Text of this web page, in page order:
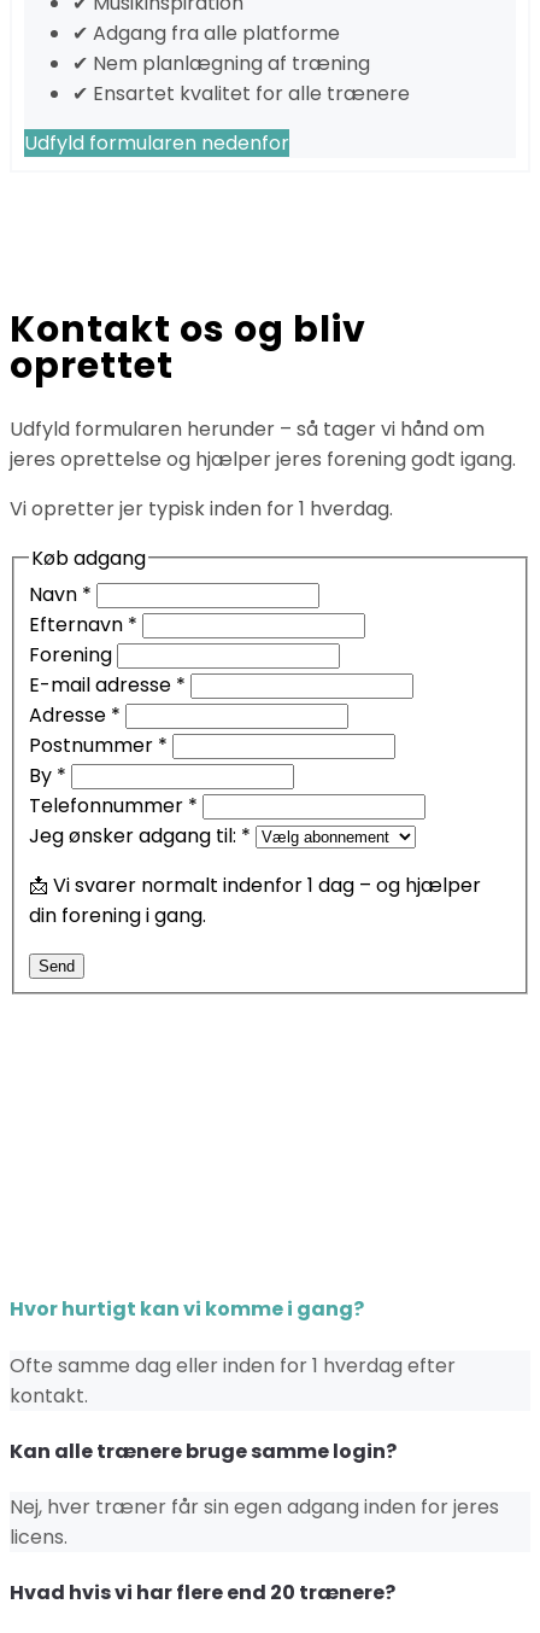
✔ Adgang fra alle platforme
✔ Nem planlægning af træning
✔ Ensartet kvalitet for alle trænere
Udfyld formularen nedenfor
Kontakt os og bliv
oprettet
Udfyld formularen herunder – så tager vi hånd om
jeres oprettelse og hjælper jeres forening godt igang.
Vi opretter jer typisk inden for 1 hverdag.
Køb adgang
Navn *
Efternavn *
Forening
E-mail adresse *
Adresse *
Postnummer *
By *
Telefonnummer *
Jeg ønsker adgang til: *
📩 Vi svarer normalt indenfor 1 dag – og hjælper
din forening i gang.
Send
Hvor hurtigt kan vi komme i gang?
Ofte samme dag eller inden for 1 hverdag efter
kontakt.
Kan alle trænere bruge samme login?
Nej, hver træner får sin egen adgang inden for jeres
licens.
Hvad hvis vi har flere end 20 trænere?